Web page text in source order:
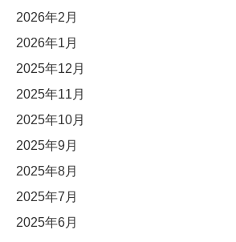
2026年2月
2026年1月
2025年12月
2025年11月
2025年10月
2025年9月
2025年8月
2025年7月
2025年6月